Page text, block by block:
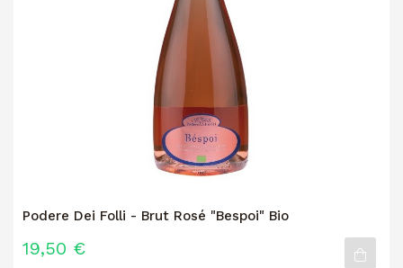
Podere Dei Folli - Brut Rosé "Bespoi" Bio
19,50 €